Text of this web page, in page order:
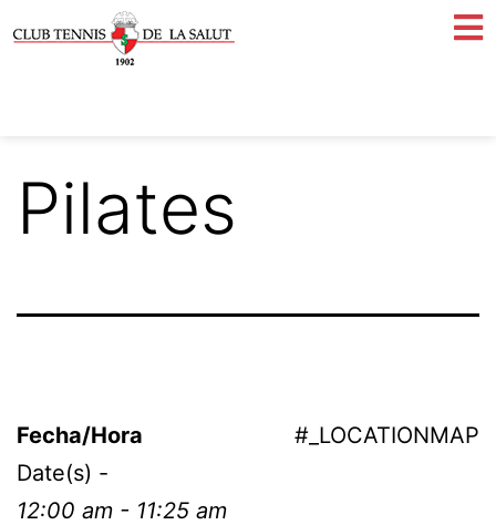
Pilates
#_LOCATIONMAP
Fecha/Hora
Date(s) -
12:00 am - 11:25 am